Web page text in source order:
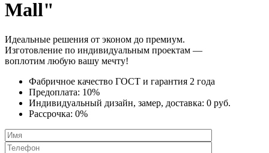
Mall"
Идеальные решения от эконом до премиум.
Изготовление по индивидуальным проектам —
воплотим любую вашу мечту!
Фабричное качество ГОСТ и гарантия 2 года
Предоплата: 10%
Индивидуальный дизайн, замер, доставка: 0 руб.
Рассрочка: 0%